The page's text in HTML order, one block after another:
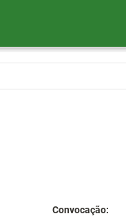
Convocação: